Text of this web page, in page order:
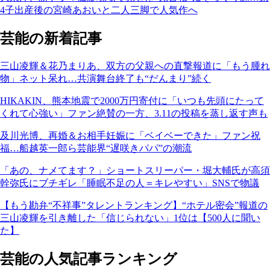
4子出産後の宮崎あおいと二人三脚で人気作へ
芸能の新着記事
三山凌輝＆花乃まりあ、双方の父親への直撃報道に「もう腫れ
物」ネット呆れ…共演舞台終了も“だんまり”続く
HIKAKIN、熊本地震で2000万円寄付に「いつも先頭にたって
くれて心強い」ファン絶賛の一方、3.11の投稿を蒸し返す声も
及川光博、再婚＆お相手妊娠に「ベイベーできた」ファン祝
福…船越英一郎ら芸能界“遅咲きパパ”の潮流
「あの、ナメてます？」ショートスリーパー・堀大輔氏が高須
幹弥氏にブチギレ「睡眠不足の人＝キレやすい」SNSで物議
【もう勘弁“不祥事”タレントランキング】“ホテル密会”報道の
三山凌輝を引き離した「信じられない」1位は【500人に聞い
た】
芸能の人気記事ランキング